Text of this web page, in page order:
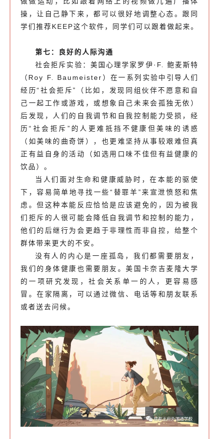
操，让自己静下来，都可以很好地调整心态。跟同
学们推荐KEEP这个软件，同学们可以跟着做起来。
第七：良好的人际沟通
社会拒斥实验： 美国心理学家罗伊· F. 鲍麦斯特
（Roy F. Baumeister）在一系列实验中引导人们
经历“社会拒斥”（比如，发现同组伙伴不愿意和自
己一起工作或游戏，或想象自己未来会孤独无依）
后发现，人们的自我调节和自我控制能力受损，经
历“社会拒斥” 的人更难抵挡不健康但美味的诱惑
（如美味的曲奇饼），也更难坚持从事较艰难但真
正有益自身的活动（如选用口味不佳但有益健康的
饮品）。
当人们面对生命和健康威胁时，在本能的驱使
下，容易简单地寻找一些“替罪羊”来宣泄愤怒和焦
虑。但这种本能反应恰恰是应该避免的，因为被我
们拒斥的人很可能会降低自我调节和控制的能力，
他们的后继行为会更趋于非理性而非自控，给整个
群体带来更大的不安。
没有人的内心是一座孤岛，我们都需要朋友，
我们的身体健康也需要朋友。美国卡奈吉麦隆大学
的一项研究发现，社会关系单一的人，更容易感
冒。在家隔离，可以通过微信、电话等和朋友联系
或者送去问候。